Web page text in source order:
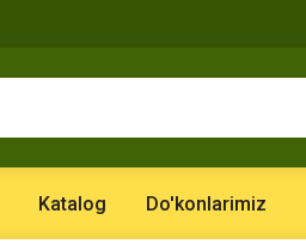
Katalog Do'konlarimiz